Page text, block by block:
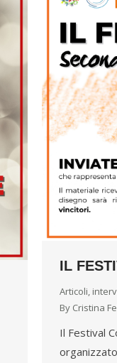
IL
Articoli,
By Cristina
Il Festival